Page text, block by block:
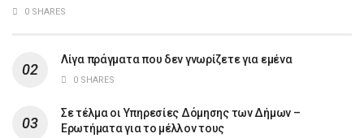
0 SHARES
Λίγα πράγματα που δεν γνωρίζετε για εμένα
0 SHARES
Σε τέλμα οι Υπηρεσίες Δόμησης των Δήμων –
Ερωτήματα για το μέλλον τους